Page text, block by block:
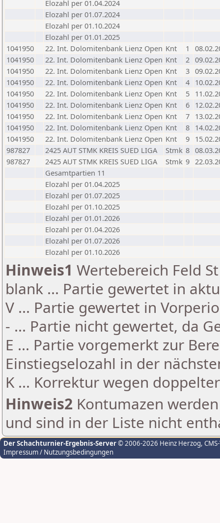
Elozahl per 01.04.2024
Elozahl per 01.07.2024
Elozahl per 01.10.2024
Elozahl per 01.01.2025
1041950
22. Int. Dolomitenbank Lienz Open Knt 1
1041950
22. Int. Dolomitenbank Lienz Open Knt 2
1041950
22. Int. Dolomitenbank Lienz Open Knt 3
1041950
22. Int. Dolomitenbank Lienz Open Knt 4
1041950
22. Int. Dolomitenbank Lienz Open Knt 5
1041950
22. Int. Dolomitenbank Lienz Open Knt 6
1041950
22. Int. Dolomitenbank Lienz Open Knt 7
1041950
22. Int. Dolomitenbank Lienz Open Knt 8
1041950
22. Int. Dolomitenbank Lienz Open Knt 9
987827
2425 AUT STMK KREIS SUED LIGA Stmk 8
987827
2425 AUT STMK KREIS SUED LIGA Stmk 9
Gesamtpartien 11
Elozahl per 01.04.2025
Elozahl per 01.07.2025
Elozahl per 01.10.2025
Elozahl per 01.01.2026
Elozahl per 01.04.2026
Elozahl per 01.07.2026
Elozahl per 01.10.2026
Hinweis1 Wertebereich Feld
blank ... Partie gewertet in
V ... Partie gewertet in
- ... Partie nicht gewertet, da
E ... Partie vorgemerkt zur
Einstiegselozahl in der
K ... Korrektur wegen
Hinweis2 Kontumazen
und sind in der Liste nicht
Der Schachturnier-Ergebnis-Server© 2006-2026 Heinz Herzog,
Impressum / Nutzungsbedingungen